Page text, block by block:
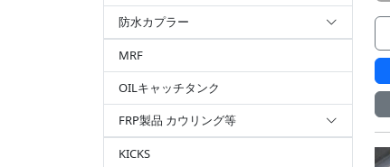
防水カプラー
MRF
OILキャッチタンク
FRP製品 カウリング等
KICKS